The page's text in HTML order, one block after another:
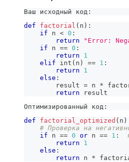
Ваш исходный код:
def
factorial ( n ) :
if n < 0 :
return
"Error:
if n == 0 :
return
1
elif
int ( n ) == 1 :
return
1
else :
        result
= n *
return result
Оптимизированный код:
def
factorial_optimized ( n )
# Проверка на
if n == 0 or n == 1 :
return
1
else :
return n *